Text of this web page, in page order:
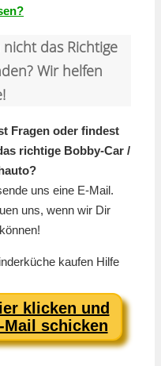
das Richtige
Wir helfen
Fragen oder findest
richtige Bobby-Car /
uns eine E-Mail.
uns, wenn wir Dir
klicken und
Mail schicken